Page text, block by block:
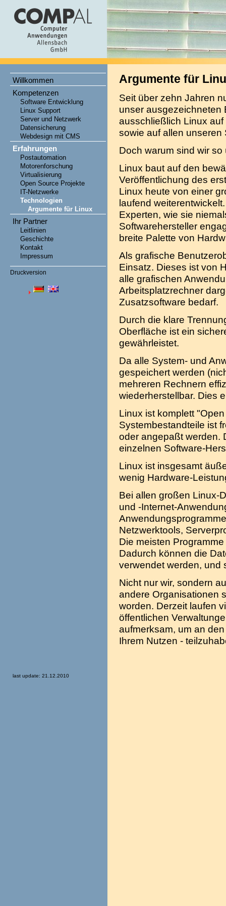
Willkommen
Kompetenzen
Software Entwicklung
Linux Support
Server und Netzwerk
Datensicherung
Webdesign mit CMS
Erfahrungen
Postautomation
Motorenforschung
Virtualisierung
Open Source Projekte
IT-Netzwerke
Technologien
Argumente für Linux
Ihr Partner
Leitlinien
Geschichte
Kontakt
Impressum
Druckversion
Argumente für
Seit über zehn Jahren
unser ausgezeichneten
ausschließlich Linux
sowie auf allen
Doch warum sind wir
Linux baut auf den
Veröffentlichung des
Linux heute von einer
laufend
Experten, wie sie
Softwarehersteller
breite Palette von
Als grafische
Einsatz. Dieses ist von
alle grafischen
Arbeitsplatzrechner
Zusatzsoftware bedarf.
Durch die klare
Oberfläche ist ein
gewährleistet.
Da alle System- und
gespeichert werden
mehreren Rechnern
wiederherstellbar. Dies
Linux ist komplett
Systembestandteile ist
oder angepaßt werden.
einzelnen Software-
Linux ist insgesamt
wenig Hardware-
Bei allen großen Linux-
und -Internet-
Netzwerktools,
Die meisten
Dadurch können die
verwendet werden, und
Nicht nur wir, sondern
andere Organisationen
worden. Derzeit laufen
öffentlichen
aufmerksam, um an
Ihrem Nutzen -
last update: 21.12.2010